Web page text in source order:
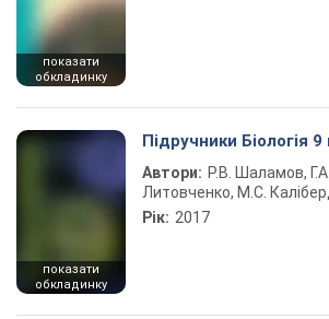
показати
обкладинку
показати
обкладинку
Підручники Біологія 9
Автори: Р.В. Шаламов,
Литовченко, М.С.
Рік: 2017